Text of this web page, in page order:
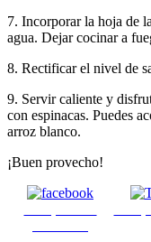
7. Incorporar la hoja de
agua. Dejar cocinar a
8. Rectificar el nivel de
9. Servir caliente y
con espinacas. Puedes
arroz blanco.
¡Buen provecho!